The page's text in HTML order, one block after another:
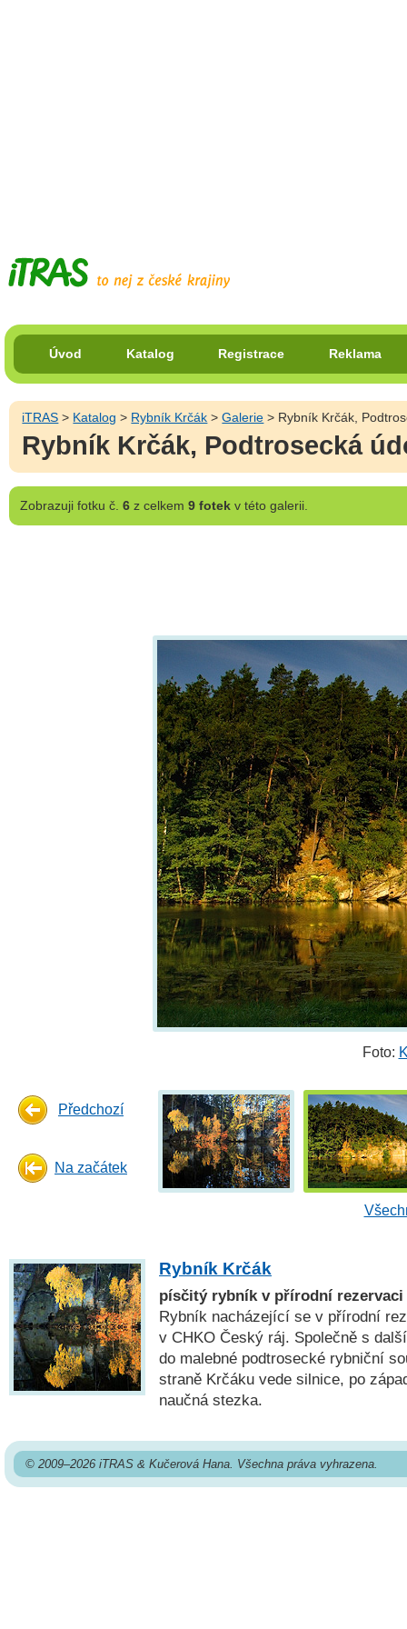
Úvod Katalog Registrace Reklama
iTRAS > Katalog > Rybník Krčák >Galerie > Rybník Krčák,
Rybník Krčák, Podtrosecká
Zobrazujifotku č. 6z celkem 9 fotekv této galerii.
Foto:
Předchozí
Na začátek
Rybník Krčák
písčitý rybník v přírodní
Rybník nacházející se v přírodní
v CHKO Český ráj. Společně s
do malebné podtrosecké rybniční
straně Krčáku vede silnice, po
naučná stezka.
© 2009–2026 iTRAS & Kučerová Hana. Všechna práva vyhrazena.